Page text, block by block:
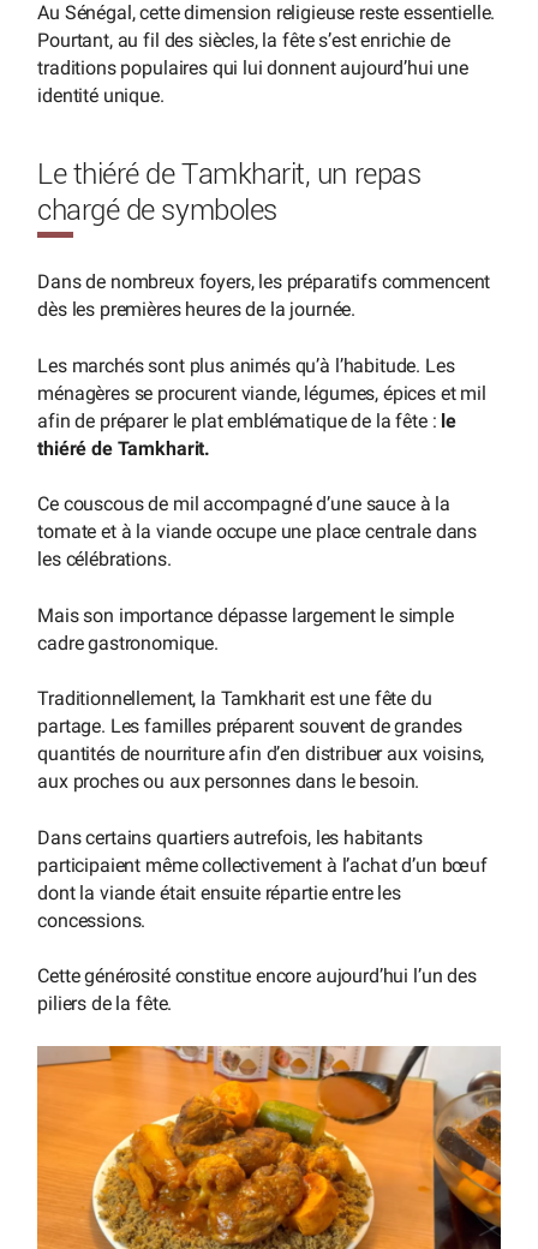
Au Sénégal, cette dimension religieuse reste essentielle.
Pourtant, au fil des siècles, la fête s’est enrichie de
traditions populaires qui lui donnent aujourd’hui une
identité unique.
Le thiéré de Tamkharit, un repas
chargé de symboles
Dans de nombreux foyers, les préparatifs commencent
dès les premières heures de la journée.
Les marchés sont plus animés qu’à l’habitude. Les
ménagères se procurent viande, légumes, épices et mil
afin de préparer le plat emblématique de la fête : le
thiéré de Tamkharit.
Ce couscous de mil accompagné d’une sauce à la
tomate et à la viande occupe une place centrale dans
les célébrations.
Mais son importance dépasse largement le simple
cadre gastronomique.
Traditionnellement, la Tamkharit est une fête du
partage. Les familles préparent souvent de grandes
quantités de nourriture afin d’en distribuer aux voisins,
aux proches ou aux personnes dans le besoin.
Dans certains quartiers autrefois, les habitants
participaient même collectivement à l’achat d’un bœuf
dont la viande était ensuite répartie entre les
concessions.
Cette générosité constitue encore aujourd’hui l’un des
piliers de la fête.